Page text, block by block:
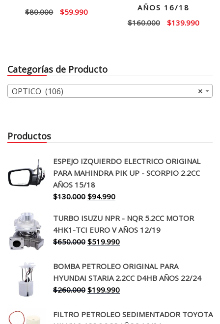
$80.000
El
$59.990El
AÑOS 16/18
$160.000
El
$139.990El
Categorías de Producto
×
OPTICO (106)
Productos
ESPEJO IZQUIERDO ELECTRICO ORIGINAL
PARA MAHINDRA PIK UP - SCORPIO 2.2CC
AÑOS 15/18
$130.000 El
original
era:
$130.000.
$94.990El
actual
es:
$94.990.
TURBO ISUZU NPR - NQR 5.2CC MOTOR
4HK1-TCI EURO V AÑOS 12/19
$650.000 El
original
era:
$650.000.
$519.990El
actual
es:
$519.990.
BOMBA PETROLEO ORIGINAL PARA
HYUNDAI STARIA 2.2CC D4HB AÑOS 22/24
$260.000 El
original
$199.990El
actual
FILTRO PETROLEO SEDIMENTADOR TOYOTA